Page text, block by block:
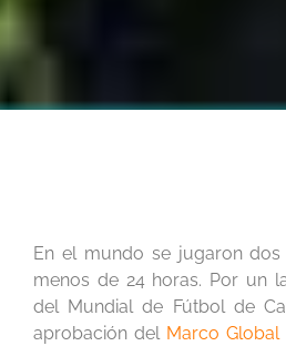
En el mundo se jugaron
menos de 24 horas. Por un
del Mundial de Fútbol de
aprobación del Marco